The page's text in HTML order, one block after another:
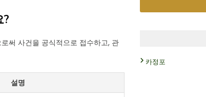
?
써 사건을 공식적으로 접수하고, 관
설명
카정포